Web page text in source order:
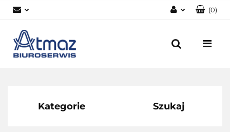
Zarejestruj się
(0)
Kategorie Szukaj